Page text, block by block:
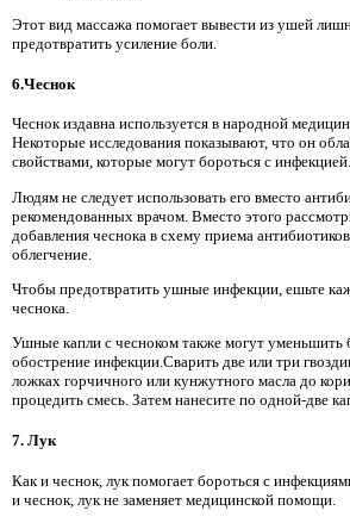
Этот вид массажа помогает вывести из ушей
предотвратить усиление боли.
6.Чеснок
Чеснок издавна используется в народной
Некоторые исследования показывают, что он
свойствами, которые могут бороться с инфекцией.
Людям не следует использовать его вместо
рекомендованных врачом. Вместо этого
добавления чеснока в схему приема
облегчение.
Чтобы предотвратить ушные инфекции, ешьте
чеснока.
Ушные капли с чесноком также могут уменьшить
обострение инфекции.Сварить две или три
ложках горчичного или кунжутного масла до
процедить смесь. Затем нанесите по одной-две
7. Лук
Как и чеснок, лук помогает бороться с
и чеснок, лук не заменяет медицинской помощи.